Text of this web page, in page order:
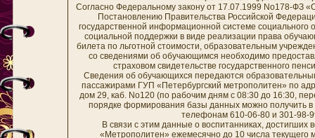
Согласно Федеральному закону от 17.07.1999 No178-ФЗ
Постановлению Правительства Российской
государственной информационной системе социального
социальной поддержки в виде реализации права
билета по льготной стоимости, образовательным
со сведениями об обучающимся необходимо
страховом свидетельстве государственного
Сведения об обучающихся передаются
пассажирами ГУП «Петербургский метрополитен» по
дом 29, каб. No120 (по рабочим дням с 08:30 до 16:30,
порядке формирования базы данных можно получить
телефонам 610-06-80 и 301-98-
В связи с этим данные о воспитанниках, достигших
«Метрополитен» ежемесячно до 10 числа текущего